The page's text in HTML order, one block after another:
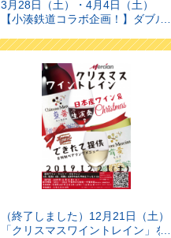
3月28日（土）・4月4日（土）
【小湊鉄道コラボ企画！】ダブル
２０春篇〉を開催します!（中止と
なりました）
（終了しました）12月21日（土）
「クリスマスワイントレイン」を